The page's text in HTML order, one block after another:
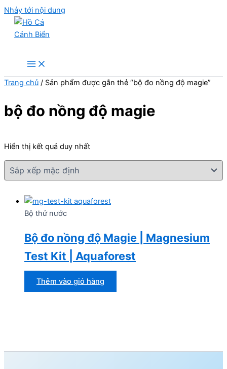
Nhảy tới nội dung
Trang chủ / Sản phẩm được gắn thẻ “bộ đo nồng độ magie”
bộ đo nồng độ magie
Hiển thị kết quả duy nhất
Bộ thử nước
Bộ đo nồng độ Magie | Magnesium
Test Kit | Aquaforest
Thêm vào giỏ hàng